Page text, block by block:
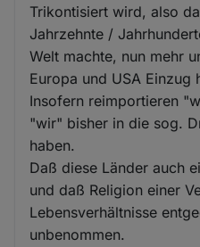
Trikontisiert wird, also
Jahrzehnte /
Welt machte, nun mehr
Europa und USA Einzug
Insofern reimportieren
"wir" bisher in die sog.
haben.
Daß diese Länder auch
und daß Religion einer
Lebensverhältnisse
unbenommen.